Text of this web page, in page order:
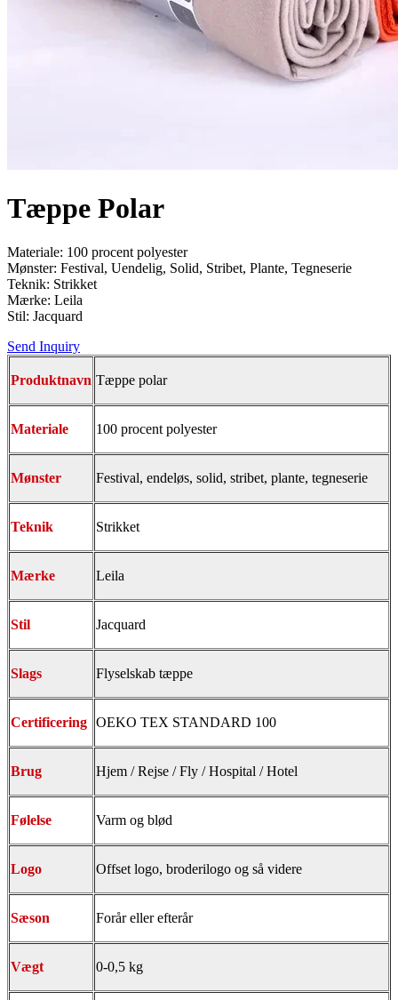
Tæppe Polar
Materiale: 100 procent polyester
Mønster: Festival, Uendelig, Solid, Stribet, Plante, Tegneserie
Teknik: Strikket
Mærke: Leila
Stil: Jacquard
Send Inquiry
Produktnavn Tæppe polar
Materiale 100 procent polyester
Mønster Festival, endeløs, solid, stribet, plante, tegneserie
Teknik Strikket
Mærke Leila
Stil Jacquard
Slags Flyselskab tæppe
Certificering OEKO TEX STANDARD 100
Brug Hjem / Rejse / Fly / Hospital / Hotel
Følelse Varm og blød
Logo Offset logo, broderilogo og så videre
Sæson Forår eller efterår
Vægt 0-0,5 kg